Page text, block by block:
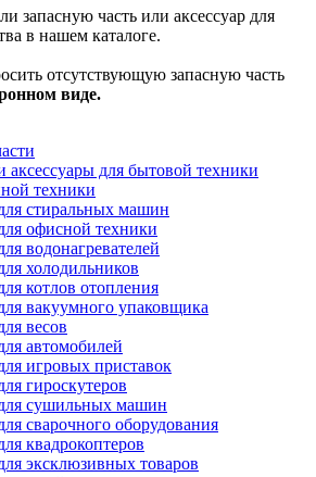
запасную часть или аксессуар для
в нашем каталоге.
отсутствующую запасную часть
виде.
аксессуары для бытовой техники
техники
стиральных машин
офисной техники
водонагревателей
холодильников
котлов отопления
вакуумного упаковщика
весов
автомобилей
игровых приставок
гироскутеров
сушильных машин
сварочного оборудования
квадрокоптеров
эксклюзивных товаров